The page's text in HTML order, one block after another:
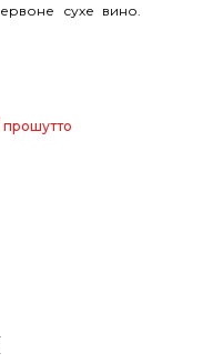
сухе вино.
прошутто